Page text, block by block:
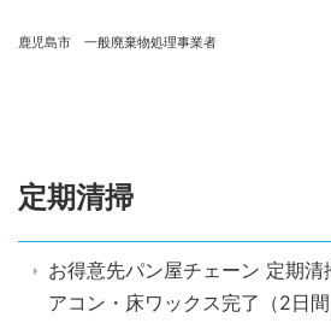
鹿児島市 一般廃棄物処理事業者
定期清掃
お得意先パン屋チェーン 定期
アコン・床ワックス完了（2日間